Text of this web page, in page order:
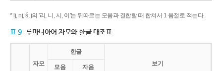
* lj, nj, š, j의 '리, 니, 시, 이'는 뒤따르는 모음과 결합할 때 합쳐서 1 음절로 적는다.
표 9 루마니아어 자모와 한글 대조표
자모
한글
보기
모음
자음